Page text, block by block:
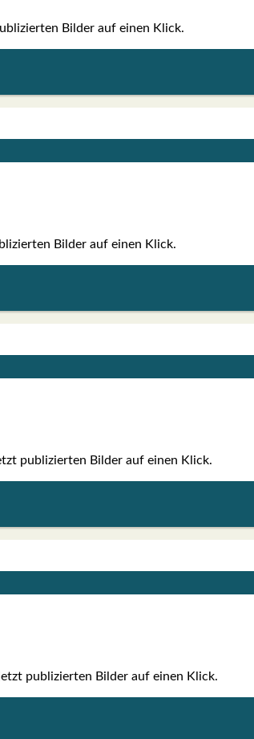
Bil­der auf einen Klick.
Bil­der auf einen Klick.
publi­zier­ten Bil­der auf einen Klick.
publi­zier­ten Bil­der auf einen Klick.